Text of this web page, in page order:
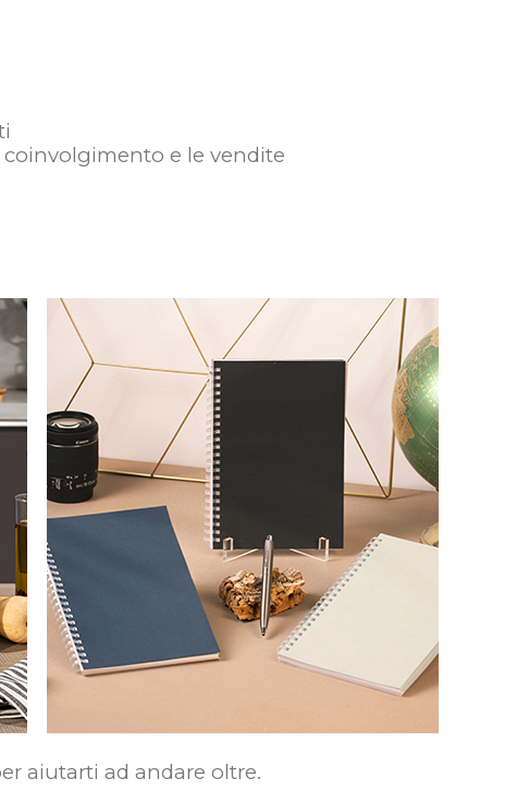
e le vendite
aiutarti ad andare oltre.